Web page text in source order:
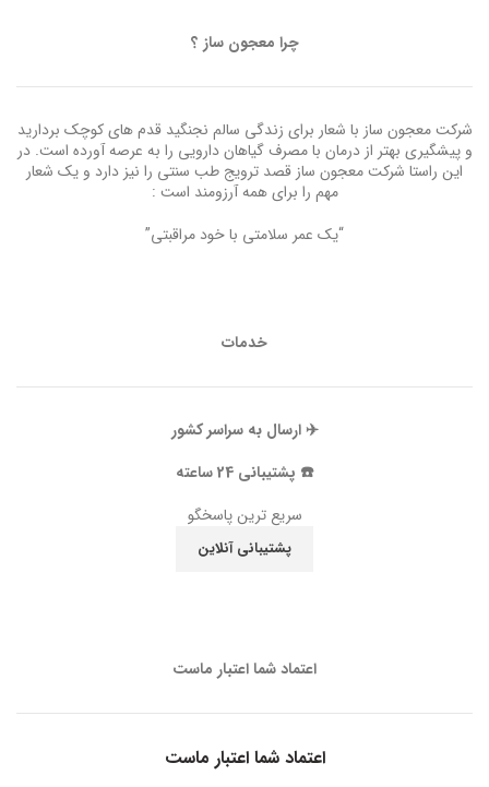
چرا معجون ساز ؟
شرکت معجون ساز با شعار برای زندگی سالم نجنگید قدم های کوچک بردارید
و پیشگیری بهتر از درمان با مصرف گیاهان دارویی را به عرصه آورده است. در
این راستا شرکت معجون ساز قصد ترویج طب سنتی را نیز دارد و یک شعار
مهم را برای همه آرزومند است :
“یک عمر سلامتی با خود مراقبتی”
خدمات
✈️ ارسال به سراسر کشور
☎️ پشتیبانی 24 ساعته
سریع ترین پاسخگو
پشتیبانی آنلاین
اعتماد شما اعتبار ماست
اعتماد شما اعتبار ماست